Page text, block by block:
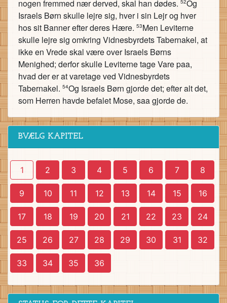
nogen fremmed nær derved, skal han dødes.
Og
Israels Børn skulle lejre sig, hver i sin Lejr og hver
hos sit Banner efter deres Hære. 53Men Leviterne
skulle lejre sig omkring Vidnesbyrdets Tabernakel, at
ikke en Vrede skal være over Israels Børns
Menighed; derfor skulle Leviterne tage Vare paa,
hvad der er at varetage ved Vidnesbyrdets
Tabernakel. 54Og Israels Børn gjorde det; efter alt det,
som Herren havde befalet Mose, saa gjorde de.
BVÆLG KAPITEL
1 2 3 4 5 6 7 8
9 10 11 12 13 14 15 16
17 18 19 20 21 22 23 24
25 26 27 28 29 30 31 32
33 34 35 36